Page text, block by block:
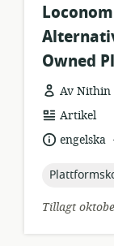
Owned
Av Nithin
resursformat:
Artikel
språk:engelska .
topic:
Tillagt